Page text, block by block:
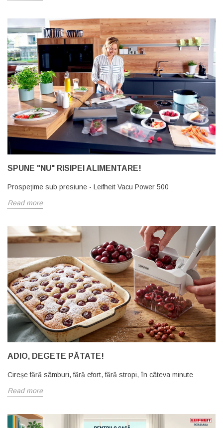
SPUNE "NU" RISIPEI ALIMENTARE!
Prospețime sub presiune - Leifheit Vacu Power 500
Read more
ADIO, DEGETE PĂTATE!
Cireșe fără sâmburi, fără efort, fără stropi, în câteva minute
Read more